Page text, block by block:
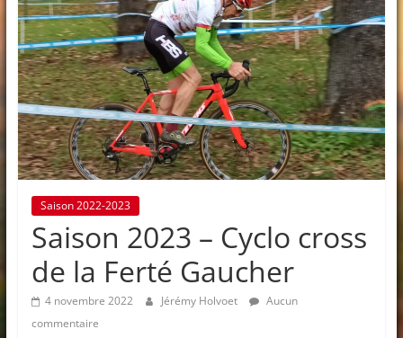
Saison 2022-2023
Saison 2023 – Cyclo cross
de la Ferté Gaucher
4 novembre 2022 Jérémy Holvoet
Aucun
commentaire